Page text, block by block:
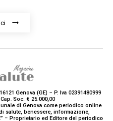
Genova (GE) – P. Iva 02391480999
Soc. € 25.000,00
di Genova come periodico online
salute, benessere, informazione,
– Proprietario ed Editore del periodico